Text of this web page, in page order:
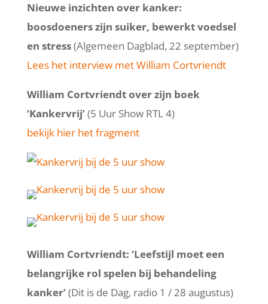
Nieuwe inzichten over kanker:
boosdoeners zijn suiker, bewerkt voedsel
en stress(Algemeen Dagblad, 22 september)
Lees het interview met William Cortvriendt
William Cortvriendt over zijn boek
‘Kankervrij’(5 Uur Show RTL 4)
bekijk hier het fragment
William Cortvriendt: ‘Leefstijl moet een
belangrijke rol spelen bij behandeling
kanker’(Dit is de Dag, radio 1 / 28 augustus)